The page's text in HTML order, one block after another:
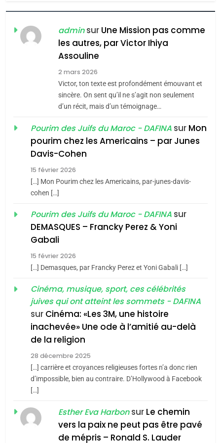
CE QUI NOUS MANQUE –
Jacques Hadida
JUDAISME
Maroc : Les amandes de
Tafraout, le miel de Tadla
Azilal consacrés produits
du terroir
DAFINA MAROC
Oeil ravageur – Vanessa
De Loya Stauber
«Tu dis génocide, je dis
guerre»: La nouvelle
Tout sur la Nostalgie
SOUVENIRS
l’alliance pourrait
s’étendre à 13 pays
d’Amérique latine
ISRAÉL JUDAISME
2025, l’année la plus
meurtrière selon le
rapport d’ADL contre
FRANCE ISRAÉL
adminsur Une Mission pas comme
les autres, par Victor Ihiya
Assouline
2 mars 2026
Victor, ton texte est profondément émouvant et
sincère. On sent qu’il ne s’agit non seulement
d’un récit, mais d’un témoignage…
Pourim des Juifs du Maroc - DAFINA sur Mon
pourim chez les Americains – par Junes
Davis-Cohen
15 février 2026
[…] Mon Pourim chez les Americains, par-junes-davis-
cohen […]
Pourim des Juifs du Maroc - DAFINA sur
DEMASQUES – Francky Perez & Yoni
Gabali
15 février 2026
[…] Demasques, par Francky Perez et Yoni Gabali […]
Cinéma, musique, sport, ces célébrités
juives qui ont atteint les sommets - DAFINA
sur Cinéma: «Les 3M, une histoire
inachevée» Une ode à l’amitié au-delà
de la religion
28 décembre 2025
[…] carrière et croyances religieuses fortes n’a donc rien
d’impossible, bien au contraire. D’Hollywood à Facebook
[…]
Esther Eva Harbonsur Le chemin
vers la paix ne peut pas être pavé
de mépris – Ronald S. Lauder
2025, l’année la plus
d’ADL contre
l’antisémitisme
FRANCE ISRAÉL
POURQUOI JE REVENDIQUE
Zrihen-Dvir
CE QUI NOUS MANQUE –
Jacques Hadida
JUDAISME
Maroc : Les amandes de
Azilal consacrés produits
du terroir
DAFINA MAROC